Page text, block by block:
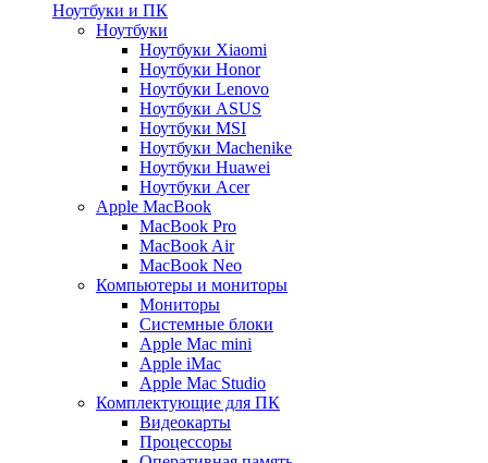
Ноутбуки и ПК
Ноутбуки
Ноутбуки Xiaomi
Ноутбуки Honor
Ноутбуки Lenovo
Ноутбуки ASUS
Ноутбуки MSI
Ноутбуки Machenike
Ноутбуки Huawei
Ноутбуки Acer
Apple MacBook
MacBook Pro
MacBook Air
MacBook Neo
Компьютеры и мониторы
Мониторы
Системные блоки
Apple Mac mini
Apple iMac
Apple Mac Studio
Комплектующие для ПК
Видеокарты
Процессоры